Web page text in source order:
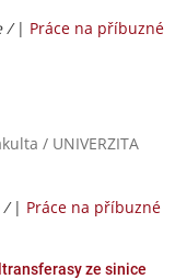
/ | Práce na příbuzné
/ UNIVERZITA
/ | Práce na příbuzné
ze sinice